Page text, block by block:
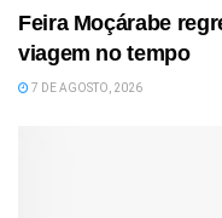
Feira Moçárabe
viagem no tempo
7 DE AGOSTO, 2026